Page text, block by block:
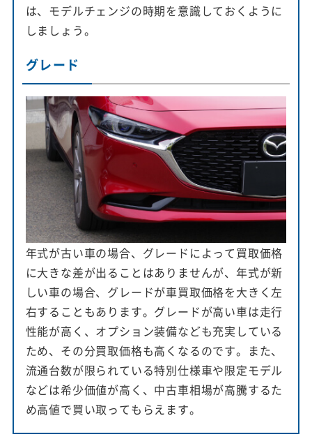
は、モデルチェンジの時期を意識しておくように
しましょう。
グレード
年式が古い車の場合、グレードによって買取価格
に大きな差が出ることはありませんが、年式が新
しい車の場合、グレードが車買取価格を大きく左
右することもあります。グレードが高い車は走行
性能が高く、オプション装備なども充実している
ため、その分買取価格も高くなるのです。また、
流通台数が限られている特別仕様車や限定モデル
などは希少価値が高く、中古車相場が高騰するた
め高値で買い取ってもらえます。